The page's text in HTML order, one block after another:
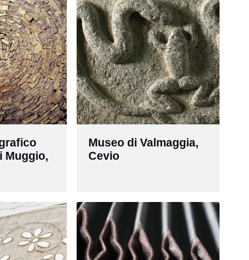
Muggio,
Museo di Valmaggia,
Cevio